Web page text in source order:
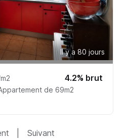
Il y a 80 jours
4.2% brut
de 69m2
Suivant